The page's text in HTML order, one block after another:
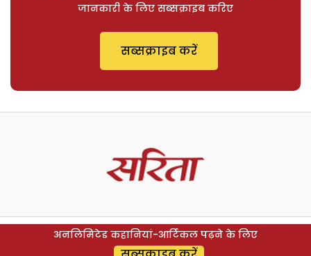
जानकारी के लिए सब्सक्राइब करिए
सब्सक्राइब करें
अनलिमिटेड कहानियां-आर्टिकल पढ़ने के लिए